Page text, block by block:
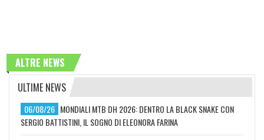
ALTRE NEWS
ULTIME NEWS
06/08/26 MONDIALI MTB DH 2026: DENTRO LA BLACK SNAKE CON
SERGIO BATTISTINI, IL SOGNO DI ELEONORA FARINA